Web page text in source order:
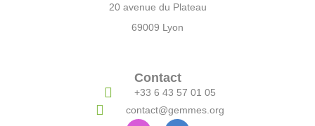
20 avenue du Plateau
69009 Lyon
Contact
+33 6 43 57 01 05
contact@gemmes.org